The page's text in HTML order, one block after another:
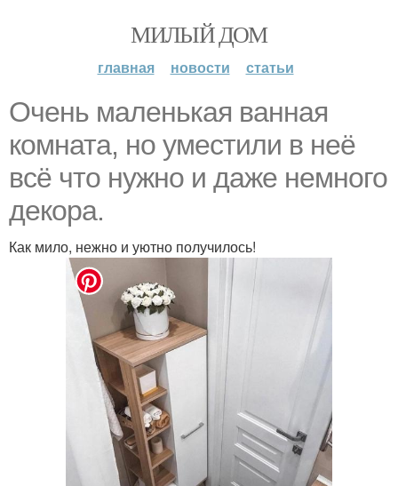
МИЛЫЙ ДОМ
главная новости статьи
Очень маленькая ванная
комната, но уместили в неё
всё что нужно и даже немного
декора.
Как мило, нежно и уютно получилось!